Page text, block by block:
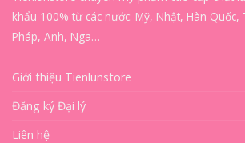
khẩu 100% từ các nước: Mỹ, Nhật, Hàn Quốc,
Pháp, Anh, Nga…
Giới thiệu Tienlunstore
Đăng ký Đại lý
Liên hệ